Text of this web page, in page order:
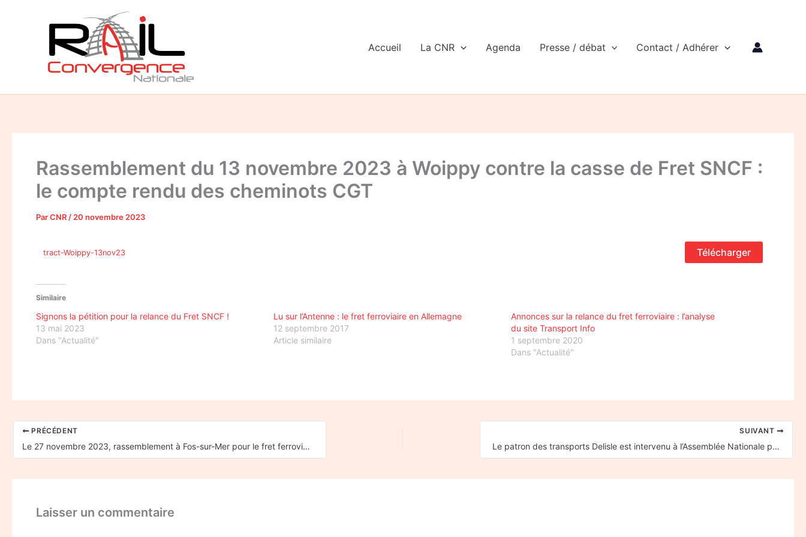
Accueil La CNR Agenda Presse / débat Contact / Adhérer
Rassemblement du 13 novembre 2023 à Woippy contre la casse de Fret SNCF :
le compte rendu des cheminots CGT
ParCNR / 20 novembre 2023
tract-Woippy-13nov23 Télécharger
Similaire
Signons la pétition pour la relance du Fret SNCF !
13 mai 2023
Dans "Actualité"
Lu sur l’Antenne : le fret ferroviaire en Allemagne
12 septembre 2017
Article similaire
Annonces sur la relance du fret ferroviaire : l’analyse
du site Transport Info
1 septembre 2020
Dans "Actualité"
PRÉCÉDENT
Le 27 novembre 2023, rassemblement à Fos-sur-Mer pour le fret ferroviaire
SUIVANT
Le patron des transports Delisle est intervenu à l’Assemblée Nationale pour réclamer la réouverture de la ligne ferroviaire Coulommiers/La Ferté-Gaucher
Laisser un commentaire